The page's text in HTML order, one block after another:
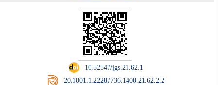
‎ 10.52547/jgs.21.62.1
‎ 20.1001.1.22287736.1400.21.62.2.2